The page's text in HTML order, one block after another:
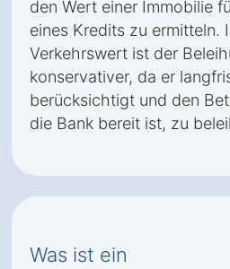
den Wert einer Immobilie
eines Kredits zu ermitteln.
Verkehrswert ist der
konservativer, da er
berücksichtigt und den
die Bank bereit ist, zu
Was ist ein